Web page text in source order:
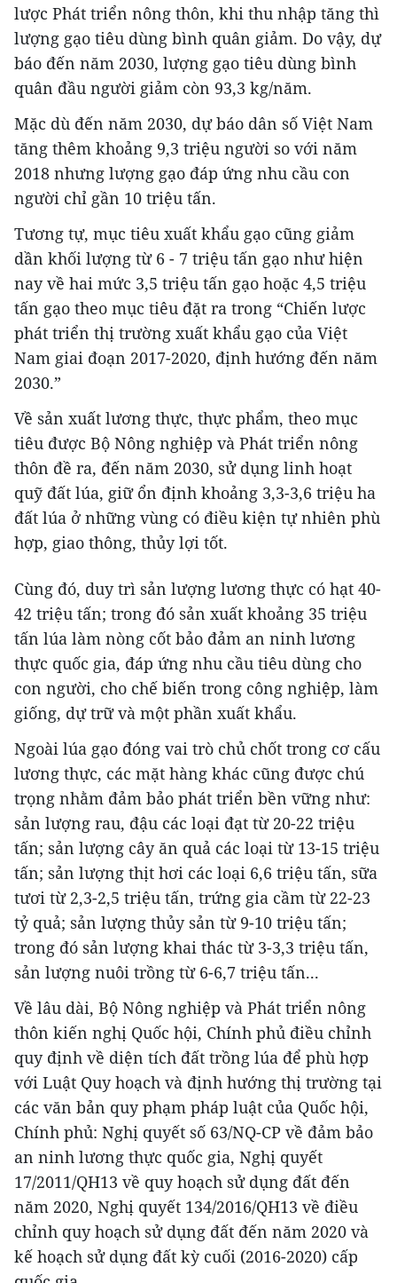
lược Phát triển nông thôn, khi thu nhập tăng thì
lượng gạo tiêu dùng bình quân giảm. Do vậy, dự
báo đến năm 2030, lượng gạo tiêu dùng bình
quân đầu người giảm còn 93,3 kg/năm.
Mặc dù đến năm 2030, dự báo dân số Việt Nam
tăng thêm khoảng 9,3 triệu người so với năm
2018 nhưng lượng gạo đáp ứng nhu cầu con
người chỉ gần 10 triệu tấn.
Tương tự, mục tiêu xuất khẩu gạo cũng giảm
dần khối lượng từ 6 - 7 triệu tấn gạo như hiện
nay về hai mức 3,5 triệu tấn gạo hoặc 4,5 triệu
tấn gạo theo mục tiêu đặt ra trong “Chiến lược
phát triển thị trường xuất khẩu gạo của Việt
Nam giai đoạn 2017-2020, định hướng đến năm
2030.”
Về sản xuất lương thực, thực phẩm, theo mục
tiêu được Bộ Nông nghiệp và Phát triển nông
thôn đề ra, đến năm 2030, sử dụng linh hoạt
quỹ đất lúa, giữ ổn định khoảng 3,3-3,6 triệu ha
đất lúa ở những vùng có điều kiện tự nhiên phù
hợp, giao thông, thủy lợi tốt.
Cùng đó, duy trì sản lượng lương thực có hạt 40-
42 triệu tấn; trong đó sản xuất khoảng 35 triệu
tấn lúa làm nòng cốt bảo đảm an ninh lương
thực quốc gia, đáp ứng nhu cầu tiêu dùng cho
con người, cho chế biến trong công nghiệp, làm
giống, dự trữ và một phần xuất khẩu.
Ngoài lúa gạo đóng vai trò chủ chốt trong cơ cấu
lương thực, các mặt hàng khác cũng được chú
trọng nhằm đảm bảo phát triển bền vững như:
sản lượng rau, đậu các loại đạt từ 20-22 triệu
tấn; sản lượng cây ăn quả các loại từ 13-15 triệu
tấn; sản lượng thịt hơi các loại 6,6 triệu tấn, sữa
tươi từ 2,3-2,5 triệu tấn, trứng gia cầm từ 22-23
tỷ quả; sản lượng thủy sản từ 9-10 triệu tấn;
trong đó sản lượng khai thác từ 3-3,3 triệu tấn,
sản lượng nuôi trồng từ 6-6,7 triệu tấn...
Về lâu dài, Bộ Nông nghiệp và Phát triển nông
thôn kiến nghị Quốc hội, Chính phủ điều chỉnh
quy định về diện tích đất trồng lúa để phù hợp
với Luật Quy hoạch và định hướng thị trường tại
các văn bản quy phạm pháp luật của Quốc hội,
Chính phủ: Nghị quyết số 63/NQ-CP về đảm bảo
an ninh lương thực quốc gia, Nghị quyết
17/2011/QH13 về quy hoạch sử dụng đất đến
năm 2020, Nghị quyết 134/2016/QH13 về điều
chỉnh quy hoạch sử dụng đất đến năm 2020 và
kế hoạch sử dụng đất kỳ cuối (2016-2020) cấp